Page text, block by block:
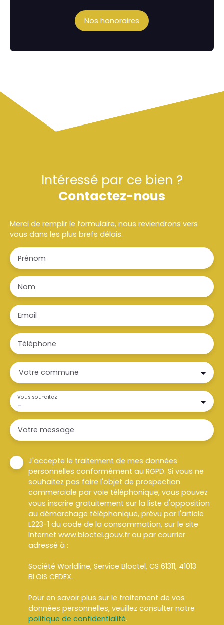
Nos honoraires
Intéressé par ce bien ?
Contactez-nous
Merci de remplir le formulaire, nous reviendrons vers
vous dans les plus brefs délais.
Prénom
Nom
Email
Téléphone
Votre commune
-
Vous souhaitez
Votre message
J'accepte le traitement de mes données
personnelles conformément au RGPD. Si vous ne
souhaitez pas faire l'objet de prospection
commerciale par voie téléphonique, vous pouvez
vous inscrire gratuitement sur la liste d'opposition
au démarchage téléphonique, prévu par l'article
L223-1 du code de la consommation, sur le site
Internet www.bloctel.gouv.fr ou par courrier
adressé à :
Société Worldline, Service Bloctel, CS 61311, 41013
BLOIS CEDEX.
Pour en savoir plus sur le traitement de vos
données personnelles, veuillez consulter notre
politique de confidentialité.